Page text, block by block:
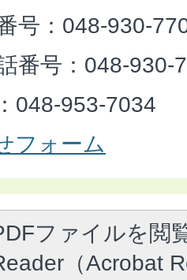
号：048-930-
番号：048-930-
048-953-7034
フォーム
ファイルを閲
（Acrobat